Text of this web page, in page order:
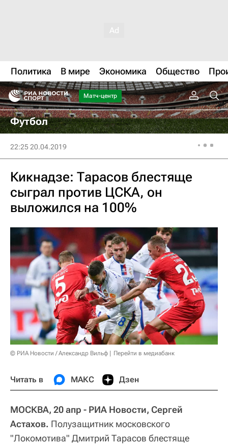
Политика В мире Экономика Общество
Матч-центр
Футбол
22:25 20.04.2019
Кикнадзе: Тарасов блестяще
сыграл против ЦСКА, он
выложился на 100%
© РИА Новости / Александр Вильф Перейти в медиабанк
Читать в МАКС Дзен
МОСКВА, 20 апр - РИА Новости, Сергей
Астахов. Полузащитник московского
"Локомотива" Дмитрий Тарасов блестяще